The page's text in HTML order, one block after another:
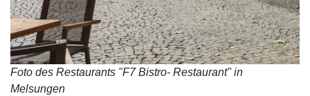
Foto des Restaurants "F7 Bistro- Restaurant" in
Melsungen